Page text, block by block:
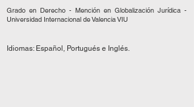
Grado en Derecho - Mención en Globalización Jurídica -
Universidad Internacional de Valencia VIU
Idiomas: Español, Portugués e Inglés.